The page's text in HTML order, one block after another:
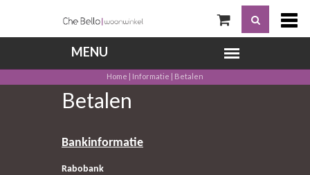
Home | Informatie | Betalen
Betalen
Bankinformatie
Rabobank